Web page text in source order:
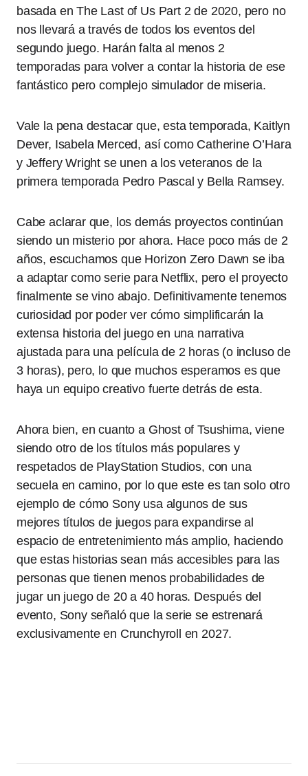
basada en The Last of Us Part 2 de 2020, pero no
nos llevará a través de todos los eventos del
segundo juego. Harán falta al menos 2
temporadas para volver a contar la historia de ese
fantástico pero complejo simulador de miseria.
Vale la pena destacar que, esta temporada, Kaitlyn
Dever, Isabela Merced, así como Catherine O’Hara
y Jeffery Wright se unen a los veteranos de la
primera temporada Pedro Pascal y Bella Ramsey.
Cabe aclarar que, los demás proyectos continúan
siendo un misterio por ahora. Hace poco más de 2
años, escuchamos que Horizon Zero Dawn se iba
a adaptar como serie para Netflix, pero el proyecto
finalmente se vino abajo. Definitivamente tenemos
curiosidad por poder ver cómo simplificarán la
extensa historia del juego en una narrativa
ajustada para una película de 2 horas (o incluso de
3 horas), pero, lo que muchos esperamos es que
haya un equipo creativo fuerte detrás de esta.
Ahora bien, en cuanto a Ghost of Tsushima, viene
siendo otro de los títulos más populares y
respetados de PlayStation Studios, con una
secuela en camino, por lo que este es tan solo otro
ejemplo de cómo Sony usa algunos de sus
mejores títulos de juegos para expandirse al
espacio de entretenimiento más amplio, haciendo
que estas historias sean más accesibles para las
personas que tienen menos probabilidades de
jugar un juego de 20 a 40 horas. Después del
evento, Sony señaló que la serie se estrenará
exclusivamente en Crunchyroll en 2027.